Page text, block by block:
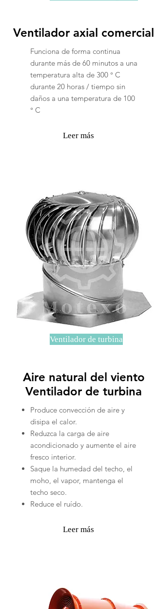
Ventilador axial comercial
Funciona de forma continua
durante más de 60 minutos a una
temperatura alta de 300 ° C
durante 20 horas / tiempo sin
daños a una temperatura de 100
° C
Leer más
Ventilador de turbina
Aire natural del viento
Ventilador de turbina
Produce convección de aire y
disipa el calor.
Reduzca la carga de aire
acondicionado y aumente el aire
fresco interior.
Saque la humedad del techo, el
moho, el vapor, mantenga el
techo seco.
Reduce el ruído.
Leer más